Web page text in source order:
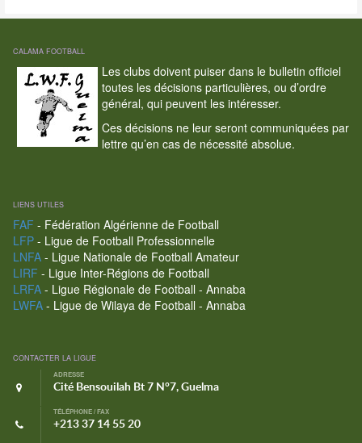
CALAMA FOOTBALL
Les clubs doivent puiser dans le bulletin officiel
toutes les décisions particulières, ou d’ordre
général, qui peuvent les intéresser.
Ces décisions ne leur seront communiquées par
lettre qu’en cas de nécessité absolue.
LIENS UTILES
FAF - Fédération Algérienne de Football
LFP- Ligue de Football Professionnelle
LNFA- Ligue Nationale de Football Amateur
LIRF - Ligue Inter-Régions de Football
LRFA- Ligue Régionale de Football - Annaba
LWFA- Ligue de Wilaya de Football - Annaba
CONTACTER LA LIGUE
ADRESSE
Cité Bensouilah Bt 7 N°7, Guelma
TÉLÉPHONE / FAX
+213 37 14 55 20